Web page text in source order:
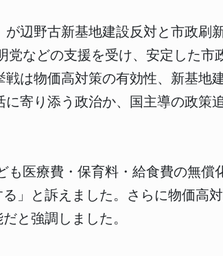
が辺野古新基地建設反対と市政刷
党などの支援を受け、安定した市
は物価高対策の有効性、新基地
寄り添う政治か、国主導の政策
医療費・保育料・給食費の無償
」と訴えました。さらに物価高
と強調しました。